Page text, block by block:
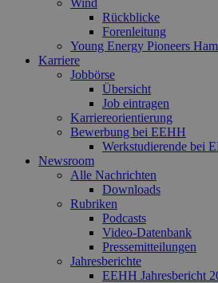
Wind
Rückblicke
Forenleitung
Young Energy Pioneers
Karriere
Jobbörse
Übersicht
Job eintragen
Karriereorientierung
Bewerbung bei EEHH
Werkstudierende bei
Newsroom
Alle Nachrichten
Downloads
Rubriken
Podcasts
Video‑Datenbank
Pressemitteilungen
Jahresberichte
EEHH Jahresbericht